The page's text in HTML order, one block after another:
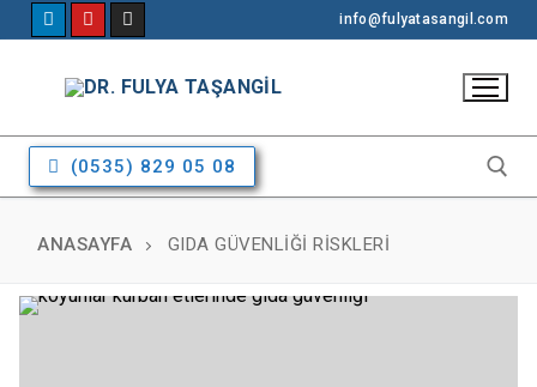
info@fulyatasangil.com
(0535) 829 05 08
ANASAYFA GIDA GÜVENLIĞI RISKLERI